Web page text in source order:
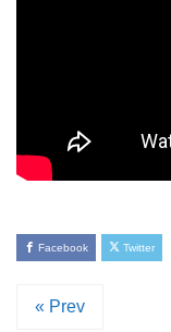
Facebook Twitter
« Prev